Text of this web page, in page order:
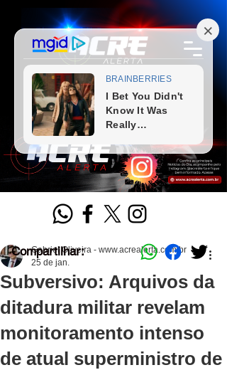
Subversivo: Arquivos da
ditadura militar revelam
monitoramento intenso
de atual superministro de
Gabriel Oliveira - www.acrealerta.com.br
25 de jan.
Compartilhar: